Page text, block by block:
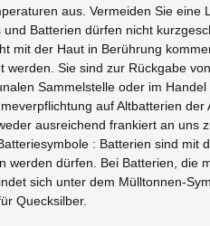
aus. Vermeiden Sie
Batterien dürfen nicht
mit der Haut in Berührung
Sie sind zur Rückgabe
Sammelstelle oder im
auf Altbatterien
ausreichend frankiert an
: Batterien sind
werden dürfen. Bei Batterien,
sich unter dem Mülltonnen-
Quecksilber.